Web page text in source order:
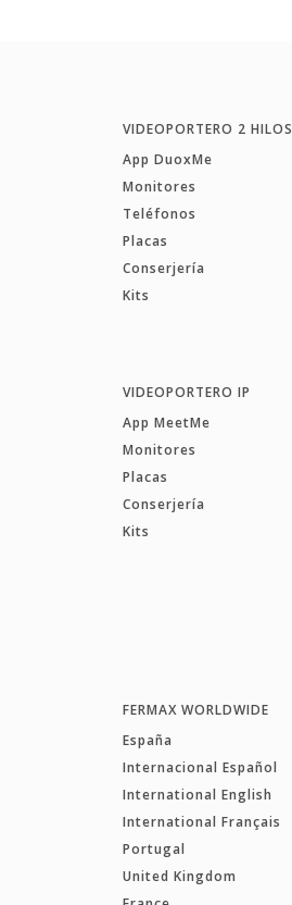
VIDEOPORTERO 2 HILOS
App DuoxMe
Monitores
Teléfonos
Placas
Conserjería
Kits
VIDEOPORTERO IP
App MeetMe
Monitores
Placas
Conserjería
Kits
FERMAX WORLDWIDE
España
Internacional Español
International English
International Français
Portugal
United Kingdom